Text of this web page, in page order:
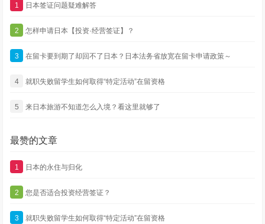
1 日本签证问题疑难解答
2 怎样申请日本【投资·经营签证】？
3 在留卡要到期了却回不了日本？日本法务省放宽在留卡申请政策～
4 就职失败留学生如何取得“特定活动”在留资格
5 来日本旅游不知道怎么入境？看这里就够了
最赞的文章
1 日本的永住与归化
2 您是否适合投资经营签证？
3 就职失败留学生如何取得“特定活动”在留资格